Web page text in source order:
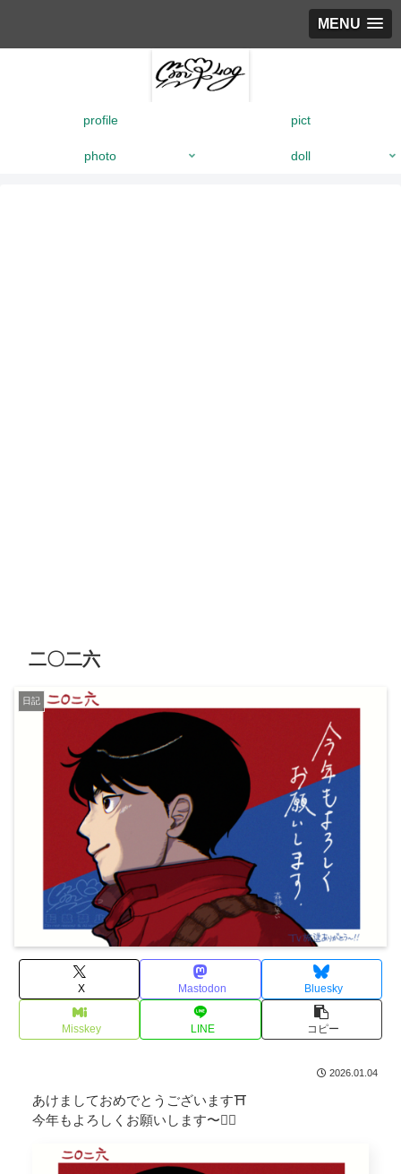
MENU
profile pict
photo doll
二〇二六
日記
X Mastodon Bluesky
Misskey LINE コピー
2026.01.04
あけましておめでとうございます⛩
今年もよろしくお願いします〜🙇‍♀️